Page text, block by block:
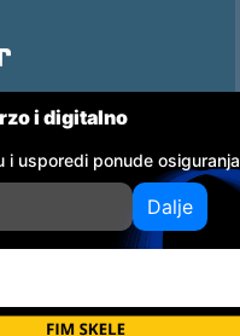
i digitalno
i usporedi ponude osiguranja
Dalje